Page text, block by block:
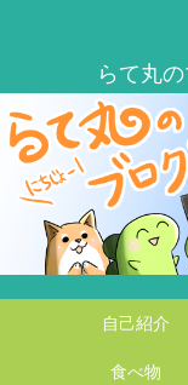
自己紹介
食べ物